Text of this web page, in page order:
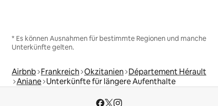
* Es können Ausnahmen für bestimmte Regionen und manche
Unterkünfte gelten.
Airbnb Frankreich Okzitanien Département Hérault
Aniane Unterkünfte für längere Aufenthalte